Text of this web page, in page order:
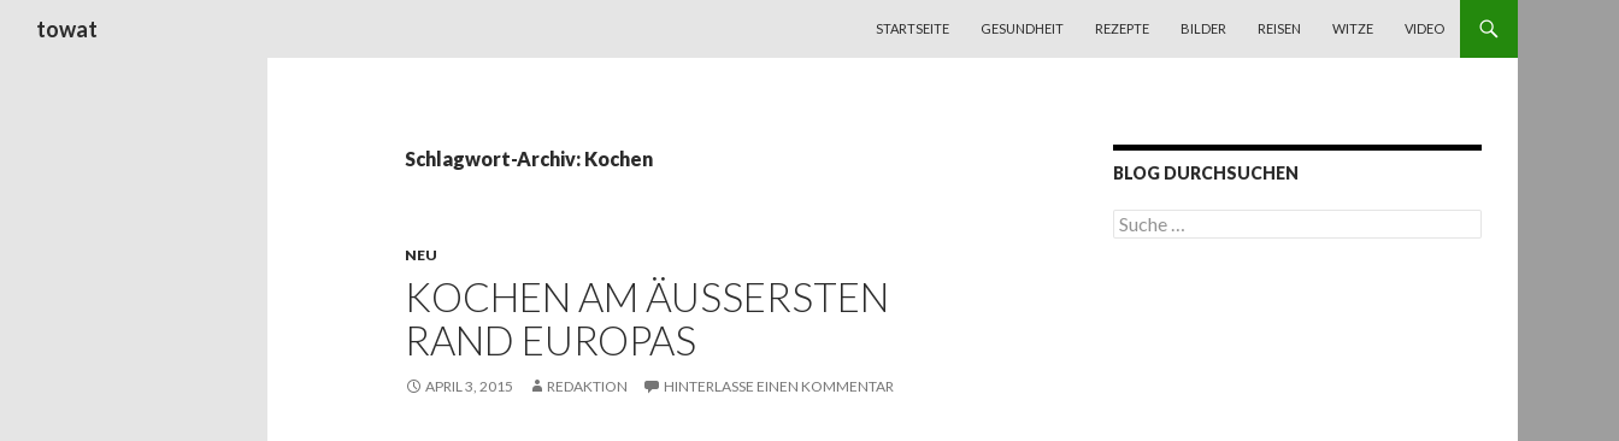
towat
STARTSEITE
GESUNDHEIT REZEPTE BILDER REISEN WITZE VIDEO
Schlagwort-Archiv: Kochen
NEU
KOCHEN AM ÄUSSERSTEN R
AND EUROPAS
APRIL 3, 2015 REDAKTION HINTERLASSE EINEN KOMMENTAR
BLOG DURCHSUCHEN
S
u